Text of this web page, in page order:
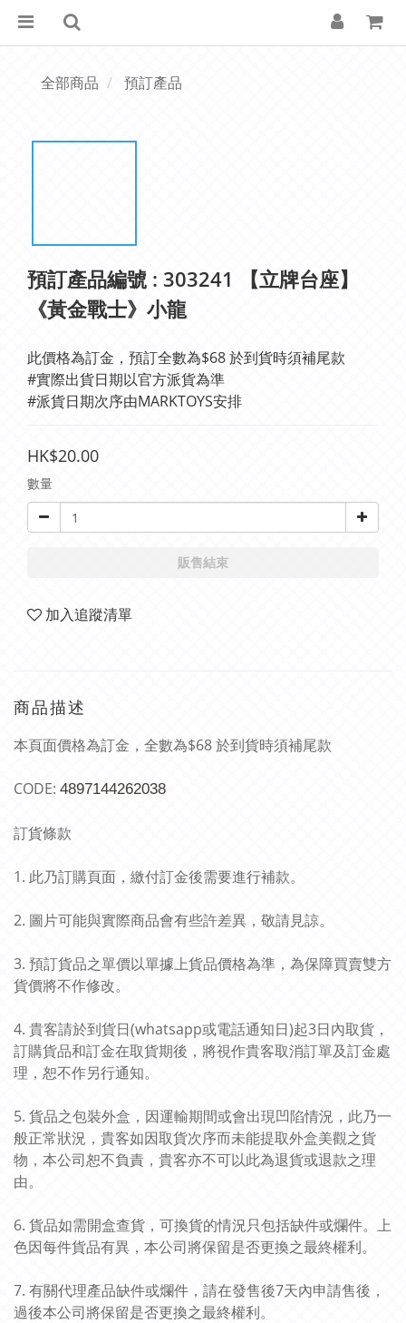
全部商品 預訂產品
預訂產品編號 : 303241 【立牌台座】
《黃金戰士》小龍
此價格為訂金，預訂全數為$68 於到貨時須補尾款
#實際出貨日期以官方派貨為準
#派貨日期次序由MARKTOYS安排
HK$20.00
數量
販售結束
加入追蹤清單
商品描述
本頁面價格為訂金，全數為$68 於到貨時須補尾款
CODE: 4897144262038
訂貨條款
1. 此乃訂購頁面，繳付訂金後需要進行補款。
2. 圖片可能與實際商品會有些許差異，敬請見諒。
3. 預訂貨品之單價以單據上貨品價格為準，為保障買賣雙方
貨價將不作修改。
4. 貴客請於到貨日(whatsapp或電話通知日)起3日內取貨，
訂購貨品和訂金在取貨期後，將視作貴客取消訂單及訂金處
理，恕不作另行通知。
5. 貨品之包裝外盒，因運輸期間或會出現凹陷情況，此乃一
般正常狀況，貴客如因取貨次序而未能提取外盒美觀之貨
物，本公司恕不負責，貴客亦不可以此為退貨或退款之理
由。
6. 貨品如需開盒查貨，可換貨的情況只包括缺件或爛件。上
色因每件貨品有異，本公司將保留是否更換之最終權利。
7. 有關代理產品缺件或爛件，請在發售後7天內申請售後，
過後本公司將保留是否更換之最終權利。